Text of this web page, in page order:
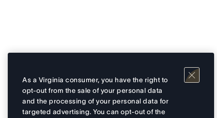
As a Virginia consumer, you have the right to
opt-out from the sale of your personal data
and the processing of your personal data for
targeted advertising. You can opt-out of the